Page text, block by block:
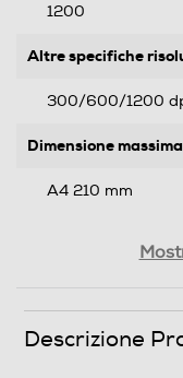
1200
Altre specifiche
300/600/1200
Dimensione
A4 210 mm
Descrizione